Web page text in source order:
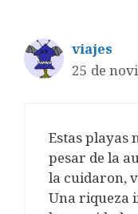
viajes
25 de
Estas playas
pesar de la
la cuidaron,
Una riqueza